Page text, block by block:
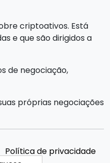
criptoativos. Está
e que são dirigidos a
de negociação,
próprias negociações
Política de privacidade